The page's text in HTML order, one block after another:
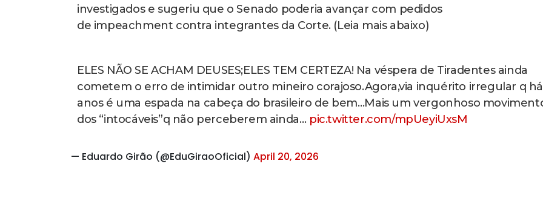
investigados e sugeriu que o Senado poderia avançar com pedidos
de impeachment contra integrantes da Corte. (Leia mais abaixo)
ELES NÃO SE ACHAM DEUSES;ELES TEM CERTEZA! Na véspera de Tiradentes ainda
cometem o erro de intimidar outro mineiro corajoso.Agora,via inquérito irregular q
anos é uma espada na cabeça do brasileiro de bem…Mais um vergonhoso
dos “intocáveis”q não perceberem ainda… pic.twitter.com/mpUeyiUxsM
— Eduardo Girão (@EduGiraoOficial) April 20, 2026